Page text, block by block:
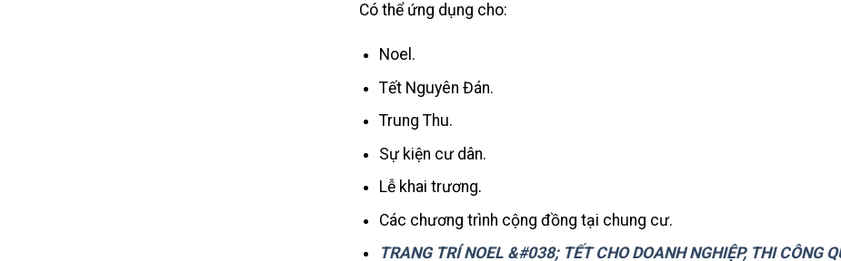
Có thể ứng dụng cho:
Noel.
Tết Nguyên Đán.
Trung Thu.
Sự kiện cư dân.
Lễ khai trương.
Các chương trình cộng đồng tại chung cư.
TRANG TRÍ NOEL &#038; TẾT CHO DOANH NGHIỆP, THI CÔNG